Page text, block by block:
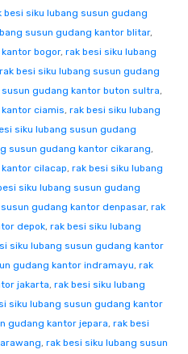
besi siku lubang susun gudang
susun gudang kantor blitar,
bogor, rak besi siku lubang
rak besi siku lubang susun gudang
gudang kantor buton sultra,
ciamis, rak besi siku lubang
siku lubang susun gudang
susun gudang kantor cikarang,
cilacap, rak besi siku lubang
siku lubang susun gudang
gudang kantor denpasar, rak
depok, rak besi siku lubang
siku lubang susun gudang kantor
gudang kantor indramayu, rak
jakarta, rak besi siku lubang
siku lubang susun gudang kantor
gudang kantor jepara, rak besi
, rak besi siku lubang susun